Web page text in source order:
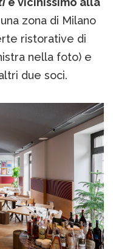
zona di Milano
ristorative di
nella foto) e
due soci.